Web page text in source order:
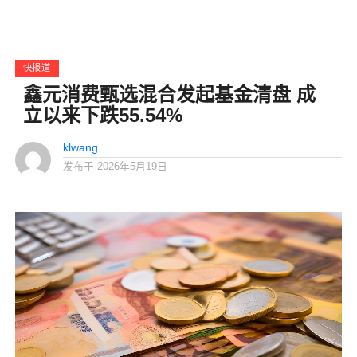
快报道
鑫元消费甄选混合发起基金清盘 成
立以来下跌55.54%
klwang
发布于 2026年5月19日